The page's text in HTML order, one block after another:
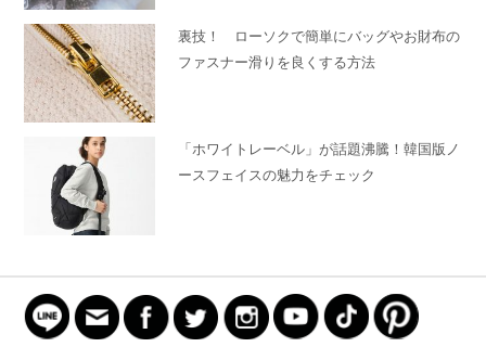
裏技！ ローソクで簡単にバッグやお財布の
ファスナー滑りを良くする方法
「ホワイトレーベル」が話題沸騰！韓国版ノ
ースフェイスの魅力をチェック